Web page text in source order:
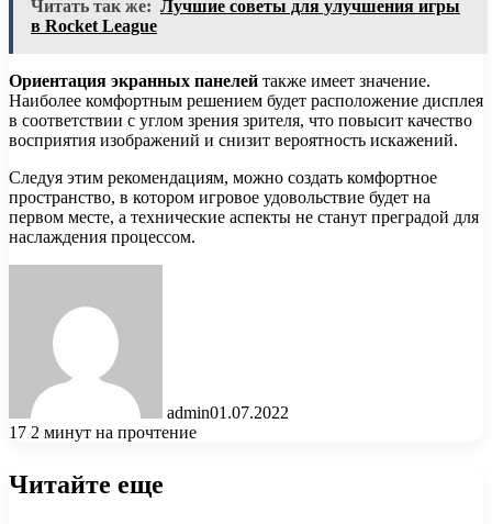
Читать так же: Лучшие советы для улучшения игры
в Rocket League
Ориентация экранных панелей также имеет значение.
Наиболее комфортным решением будет расположение дисплея
в соответствии с углом зрения зрителя, что повысит качество
восприятия изображений и снизит вероятность искажений.
Следуя этим рекомендациям, можно создать комфортное
пространство, в котором игровое удовольствие будет на
первом месте, а технические аспекты не станут преградой для
наслаждения процессом.
admin01.07.2022
17 2 минут на прочтение
Читайте еще